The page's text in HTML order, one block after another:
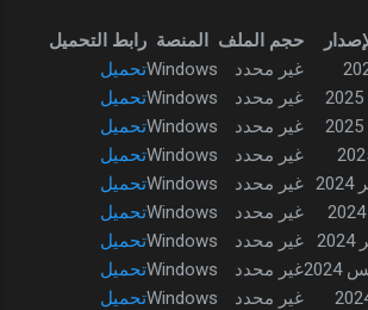
حجم الملف المنصة رابط التحميل
غير محدد Windowsتحميل
غير محدد Windowsتحميل
غير محدد Windowsتحميل
غير محدد Windowsتحميل
غير محدد Windowsتحميل
غير محدد Windowsتحميل
غير محدد Windowsتحميل
غير محدد Windowsتحميل
غير محدد Windowsتحميل